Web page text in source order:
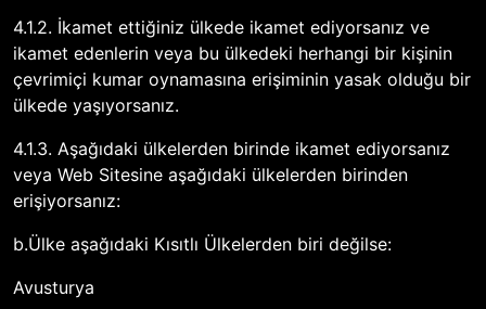
4.1.2. İkamet ettiğiniz ülkede ikamet ediyorsanız ve
ikamet edenlerin veya bu ülkedeki herhangi bir kişinin
çevrimiçi kumar oynamasına erişiminin yasak olduğu bir
ülkede yaşıyorsanız.
4.1.3. Aşağıdaki ülkelerden birinde ikamet ediyorsanız
veya Web Sitesine aşağıdaki ülkelerden birinden
erişiyorsanız:
b.Ülke aşağıdaki Kısıtlı Ülkelerden biri değilse:
Avusturya